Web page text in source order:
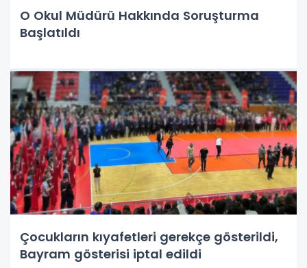
O Okul Müdürü Hakkında Soruşturma
Başlatıldı
Çocukların kıyafetleri gerekçe gösterildi,
Bayram gösterisi iptal edildi